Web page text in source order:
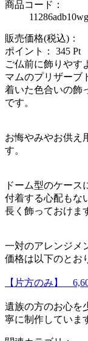
商品コード：
11286adb10wg
販売価格(税込)：
ポイント： 345 Pt
ご仏前に飾りやす
マムのプリザーブ
着いた色合いの飾
です。
お悔やみやお供え
す。
ドーム型のケー
付着する心配もな
長く飾っておけま
一対のアレンジメ
価格は以下のとお
【片方のみ】
遺族の方のお心を
寧に制作していま